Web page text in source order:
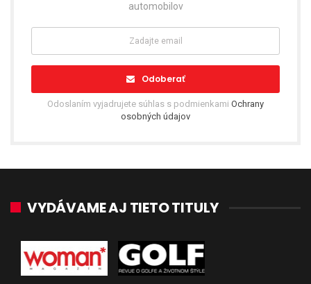
automobilov
Odoberať
Odoslaním vyjadrujete súhlas s podmienkami Ochrany
osobných údajov
VYDÁVAME AJ TIETO TITULY